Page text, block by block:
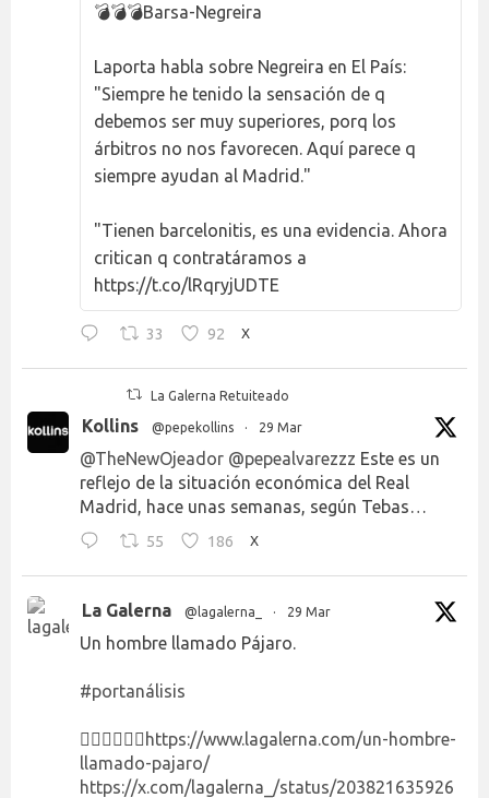
💣💣💣Barsa-Negreira
Laporta habla sobre Negreira en El País:
"Siempre he tenido la sensación de q
debemos ser muy superiores, porq los
árbitros no nos favorecen. Aquí parece q
siempre ayudan al Madrid."
"Tienen barcelonitis, es una evidencia. Ahora
critican q contratáramos a
https://t.co/lRqryjUDTE
33 92 X
La Galerna Retuiteado
Kollins @pepekollins · 29 Mar
@TheNewOjeador @pepealvarezzz Este es un
reflejo de la situación económica del Real
Madrid, hace unas semanas, según Tebas…
55 186 X
La Galerna @lagalerna_ · 29 Mar
Un hombre llamado Pájaro.
#portanálisis
👉🏻👉🏻👉🏻 https://www.lagalerna.com/un-hombre-
llamado-pajaro/
https://x.com/lagalerna_/status/203821635926